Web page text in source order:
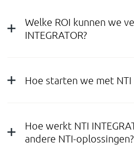
Welke ROI kunnen we
INTEGRATOR?
Hoe starten we met NTI
Hoe werkt NTI
andere NTI-oplossingen?